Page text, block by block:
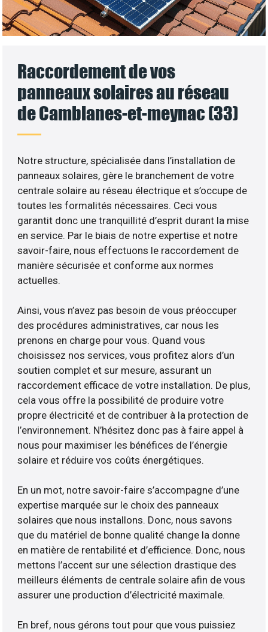
Raccordement de vos
panneaux solaires au réseau
de Camblanes-et-meynac (33)
Notre structure, spécialisée dans l’installation de
panneaux solaires, gère le branchement de votre
centrale solaire au réseau électrique et s’occupe de
toutes les formalités nécessaires. Ceci vous
garantit donc une tranquillité d’esprit durant la mise
en service. Par le biais de notre expertise et notre
savoir-faire, nous effectuons le raccordement de
manière sécurisée et conforme aux normes
actuelles.
Ainsi, vous n’avez pas besoin de vous préoccuper
des procédures administratives, car nous les
prenons en charge pour vous. Quand vous
choisissez nos services, vous profitez alors d’un
soutien complet et sur mesure, assurant un
raccordement efficace de votre installation. De plus,
cela vous offre la possibilité de produire votre
propre électricité et de contribuer à la protection de
l’environnement. N’hésitez donc pas à faire appel à
nous pour maximiser les bénéfices de l’énergie
solaire et réduire vos coûts énergétiques.
En un mot, notre savoir-faire s’accompagne d’une
expertise marquée sur le choix des panneaux
solaires que nous installons. Donc, nous savons
que du matériel de bonne qualité change la donne
en matière de rentabilité et d’efficience. Donc, nous
mettons l’accent sur une sélection drastique des
meilleurs éléments de centrale solaire afin de vous
assurer une production d’électricité maximale.
En bref, nous gérons tout pour que vous puissiez